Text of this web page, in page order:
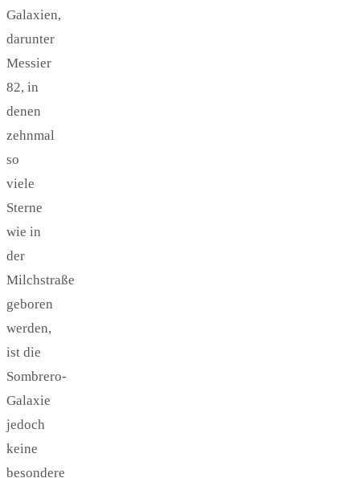
Galaxien,
darunter
Messier
82, in
denen
zehnmal
so
viele
Sterne
wie in
der
Milchstraße
geboren
werden,
ist die
Sombrero-
Galaxie
jedoch
keine
besondere